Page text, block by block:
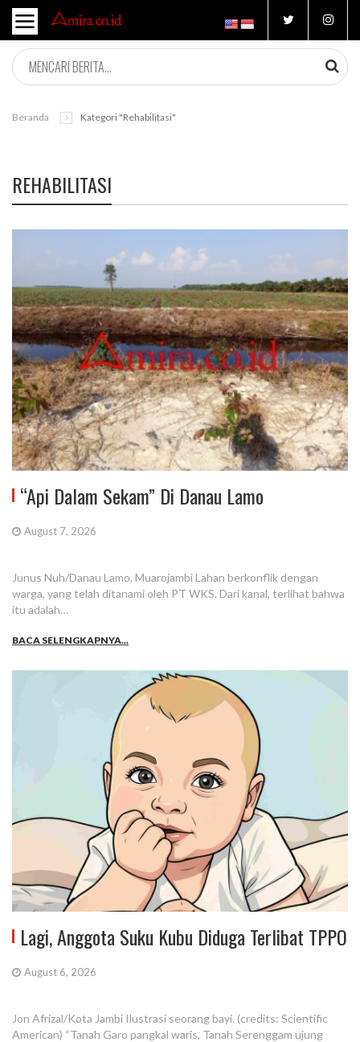
Beranda Kategori "rehabilitasi"
REHABILITASI
“Api Dalam Sekam” Di Danau Lamo
August 7, 2026
Junus Nuh/Danau Lamo, Muarojambi Lahan berkonflik dengan
warga, yang telah ditanami oleh PT WKS. Dari kanal, terlihat bahwa
itu adalah…
BACA SELENGKAPNYA...
Lagi, Anggota Suku Kubu Diduga Terlibat TPPO
August 6, 2026
Jon Afrizal/Kota Jambi Ilustrasi seorang bayi. (credits: Scientific
American) “Tanah Garo pangkal waris, Tanah Serenggam ujung